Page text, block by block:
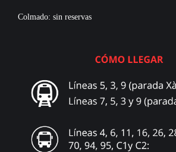
Colmado: sin reservas